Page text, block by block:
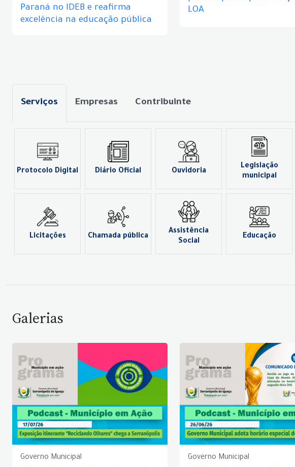
Paraná no IDEB e reafirma
excelência na educação pública
LOA
Serviços Empresas Contribuinte
Protocolo Digital Diário Oficial Ouvidoria
Legislação
municipal
Licitações Chamada pública
Assistência
Social
Educação
Galerias
Governo Municipal Governo Municipal